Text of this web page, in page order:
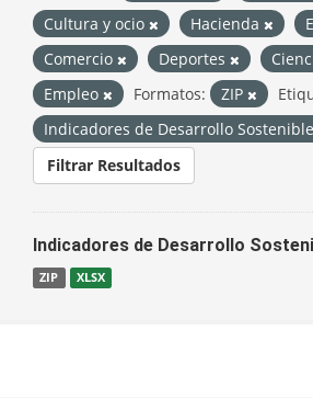
Cultura y ocio
Hacienda
Comercio
Deportes
Empleo
Formatos: ZIP
Indicadores de Desarrollo Sostenible
Filtrar Resultados
Indicadores de Desarrollo
ZIP XLSX